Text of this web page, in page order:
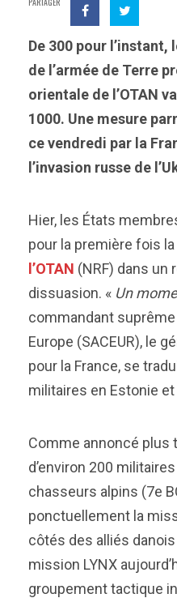
De 300 pour
de l’armée de Terre
orientale de l’OTAN
1000. Une mesure
ce vendredi par la
l’invasion russe de
Hier, les États
pour la première fois la
l’OTAN (NRF) dans un
dissuasion. « Un
commandant
Europe (SACEUR), le
pour la France, se
militaires en Estonie et
Comme annoncé plus
d’environ 200
chasseurs alpins (7e
ponctuellement la
côtés des alliés
mission LYNX
groupement tactique